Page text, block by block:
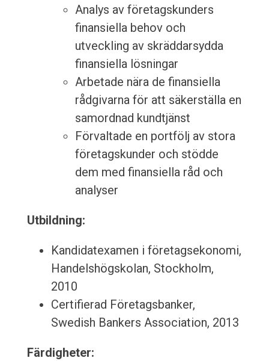
Analys av företagskunders
finansiella behov och
utveckling av skräddarsydda
finansiella lösningar
Arbetade nära de finansiella
rådgivarna för att säkerställa en
samordnad kundtjänst
Förvaltade en portfölj av stora
företagskunder och stödde
dem med finansiella råd och
analyser
Utbildning:
Kandidatexamen i företagsekonomi,
Handelshögskolan, Stockholm,
2010
Certifierad Företagsbanker,
Swedish Bankers Association, 2013
Färdigheter: